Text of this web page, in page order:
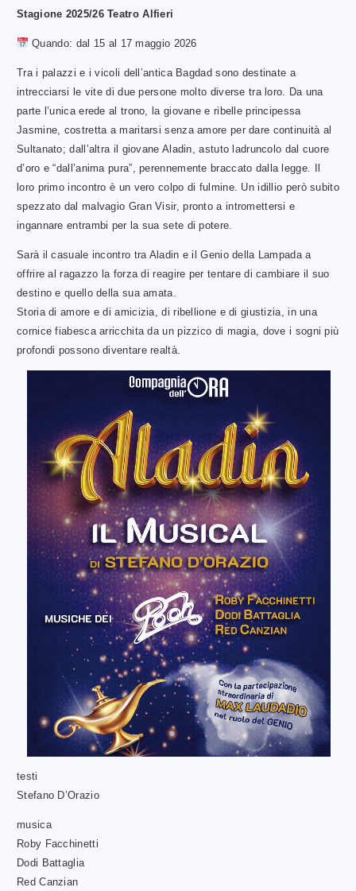
Stagione 2025/26 Teatro Alfieri
Quando: dal 15 al 17 maggio 2026
Tra i palazzi e i vicoli dell’antica Bagdad sono destinate a
intrecciarsi le vite di due persone molto diverse tra loro. Da una
parte l’unica erede al trono, la giovane e ribelle principessa
Jasmine, costretta a maritarsi senza amore per dare continuità al
Sultanato; dall’altra il giovane Aladin, astuto ladruncolo dal cuore
d’oro e “dall’anima pura”, perennemente braccato dalla legge. Il
loro primo incontro è un vero colpo di fulmine. Un idillio però subito
spezzato dal malvagio Gran Visir, pronto a intromettersi e
ingannare entrambi per la sua sete di potere.
Sarà il casuale incontro tra Aladin e il Genio della Lampada a
offrire al ragazzo la forza di reagire per tentare di cambiare il suo
destino e quello della sua amata.
Storia di amore e di amicizia, di ribellione e di giustizia, in una
cornice fiabesca arricchita da un pizzico di magia, dove i sogni più
profondi possono diventare realtà.
testi
Stefano D’Orazio
musica
Roby Facchinetti
Dodi Battaglia
Red Canzian